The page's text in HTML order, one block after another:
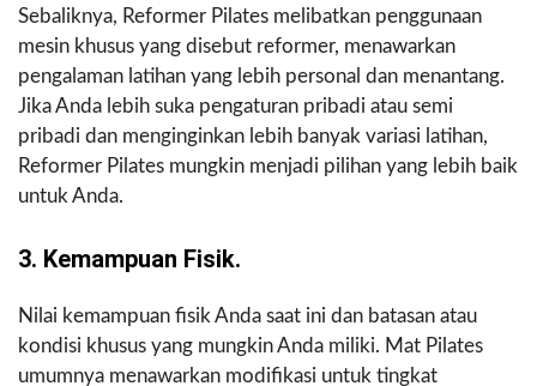
Sebaliknya, Reformer Pilates melibatkan penggunaan
mesin khusus yang disebut reformer, menawarkan
pengalaman latihan yang lebih personal dan menantang.
Jika Anda lebih suka pengaturan pribadi atau semi
pribadi dan menginginkan lebih banyak variasi latihan,
Reformer Pilates mungkin menjadi pilihan yang lebih baik
untuk Anda.
3. Kemampuan Fisik.
Nilai kemampuan fisik Anda saat ini dan batasan atau
kondisi khusus yang mungkin Anda miliki. Mat Pilates
umumnya menawarkan modifikasi untuk tingkat